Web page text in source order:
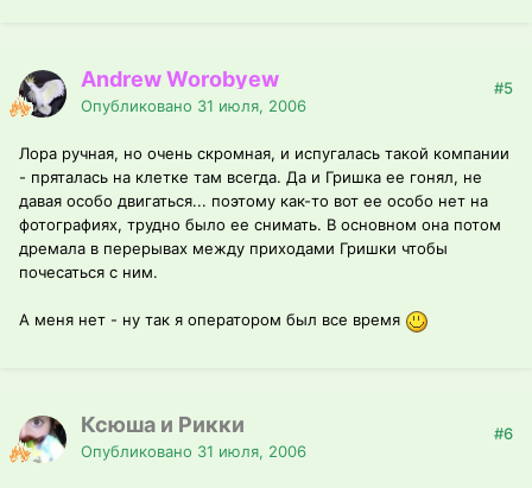
Andrew Worobyew
Опубликовано 31 июля, 2006
#5
Лора ручная, но очень скромная, и испугалась такой компании
- пряталась на клетке там всегда. Да и Гришка ее гонял, не
давая особо двигаться... поэтому как-то вот ее особо нет на
фотографиях, трудно было ее снимать. В основном она потом
дремала в перерывах между приходами Гришки чтобы
почесаться с ним.
А меня нет - ну так я оператором был все время
Ксюша и Рикки
Опубликовано 31 июля, 2006
#6